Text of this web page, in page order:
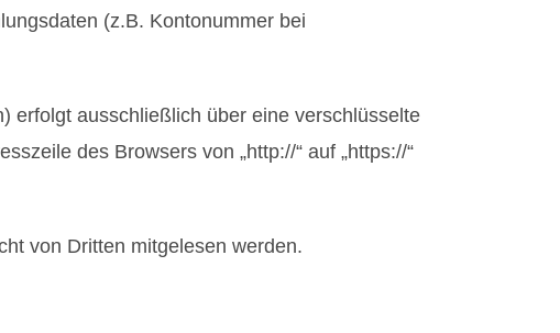
(z.B. Kontonummer bei
erfolgt ausschließlich über eine verschlüsselte
des Browsers von „http://“ auf „https://“
von Dritten mitgelesen werden.